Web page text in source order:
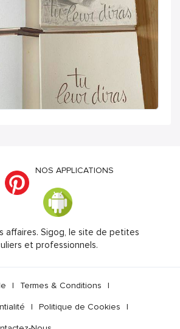
NOS APPLICATIONS
affaires. Sigog, le site de petites
et professionnels.
| Termes & Conditions |
| Politique de Cookies |